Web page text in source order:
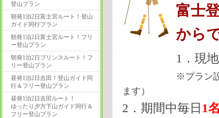
登山プラン
朝発1泊2日富士宮ルート！登山
ガイド同行プラン
朝発1泊2日富士宮ルート！フリ
ー登山プラン
朝発1泊2日プリンスルート！フ
リー登山プラン
昼発1泊2日吉田！登山ガイド同
行＆フリー登山プラン
昼発1泊2日吉田ルート！
ゆったり夕方下山ガイド同行＆
フリー登山プラン
富士
から
1．現
※プラン
ます）
2． 期間中毎日 1